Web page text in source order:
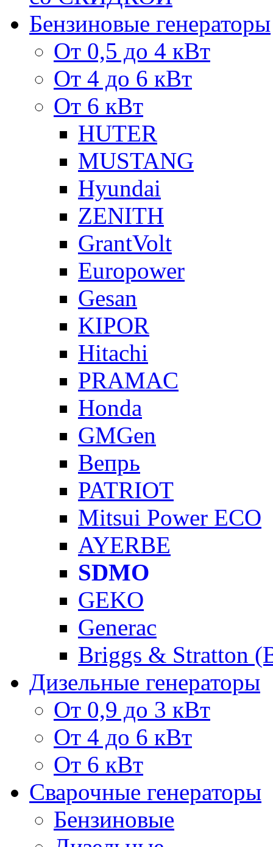
Бензиновые генераторы
От 0,5 до 4 кВт
От 4 до 6 кВт
От 6 кВт
HUTER
MUSTANG
Hyundai
ZENITH
GrantVolt
Europower
Gesan
KIPOR
Hitachi
PRAMAC
Honda
GMGen
Вепрь
PATRIOT
Mitsui Power ECO
AYERBE
SDMO
GEKO
Generac
Briggs & Stratton
Дизельные генераторы
От 0,9 до 3 кВт
От 4 до 6 кВт
От 6 кВт
Сварочные генераторы
Бензиновые